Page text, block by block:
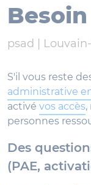
psad |
S'il vous reste
administrative
activé vos accès,
personnes
Des
(PAE,